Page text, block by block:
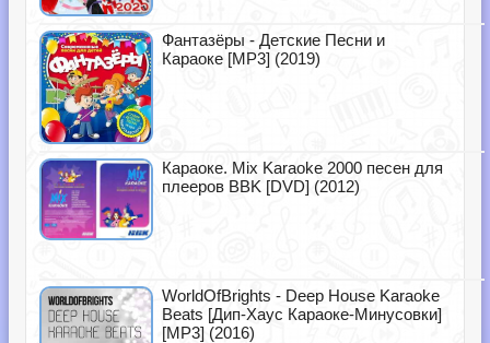
Фантазёры - Детские Песни и
Караоке [MP3] (2019)
Караоке. Mix Karaoke 2000 песен для
плееров BBK [DVD] (2012)
WorldOfBrights - Deep House Karaoke
Beats [Дип-Хаус Караоке-Минусовки]
[MP3] (2016)